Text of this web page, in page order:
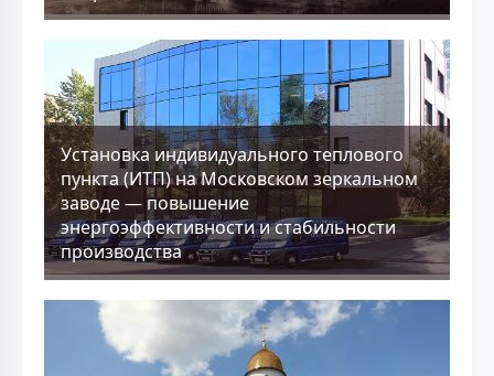
Установка индивидуального теплового
пункта (ИТП) на Московском зеркальном
заводе — повышение
энергоэффективности и стабильности
производства